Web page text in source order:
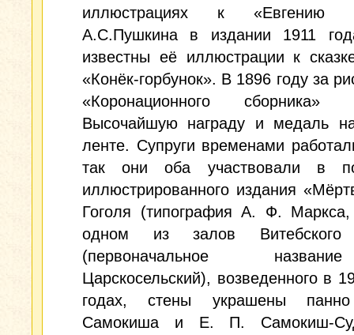
иллюстрациях к «Евгению
А.С.Пушкина в издании 1911
известны её иллюстрации к
«Конёк-горбунок». В 1896 году за
«Коронационного сборника»
Высочайшую награду и медаль
ленте. Супруги временами
так они оба участвовали в
иллюстрированного издания
Гоголя (типография А. Ф.
одном из залов Витебского
(первоначальное
Царскосельский), возведенного в
годах, стены украшены
Самокиша и Е. П. Самокиш-